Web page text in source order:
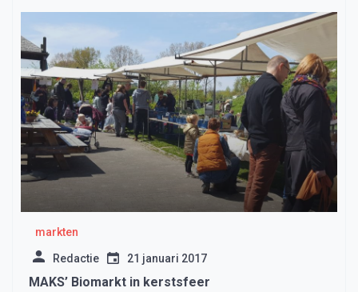
markten
Redactie 21 januari 2017
MAKS’ Biomarkt in kerstsfeer